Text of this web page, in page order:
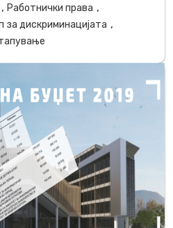
, Работнички права ,
за дискриминацијата ,